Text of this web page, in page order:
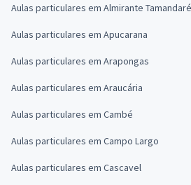
Aulas particulares em Almirante Tamandaré
Aulas particulares em Apucarana
Aulas particulares em Arapongas
Aulas particulares em Araucária
Aulas particulares em Cambé
Aulas particulares em Campo Largo
Aulas particulares em Cascavel